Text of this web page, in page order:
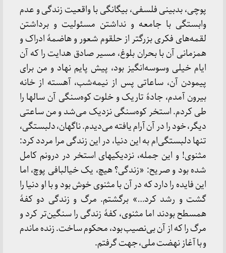
پوچی، بدبینی فلسفی، بیگانگی با واقعیت زندگی و عدم
وابستگی با جامعه و نداشتن مسئولیت و برداشتن
لقمه‌های فکری بزرگتر از حلقوم شعور و هاضمۀ ادراک و
همزمانی آن با بحران بلوغ، مسیر صادق هدایت را که آن
ایام خیلی وسوسه‌انگیز بود، پیش پایم نهاد و من برای
پیمودن آن، ساعاتی پس از نیمه‌شب، آهسته از خانه
بیرون آمدم، جادۀ تاریک و خلوت کوه‌سنگی آن سالها را
طی کردم. استخر کوه‌سنگی نزدیک می‌شد و من ساعتی
دیگر، خود را در آن آرام یافته می‌دیدم. ناگهان، دلبستگی،
تنها دلبستگی‌ام به این دنیا، در این زندگی مرا مردد کرد:
مثنوی! و این جمله، نزدیکیهای استخر در درونم کامل
شده بود و صریح: «زندگی؟ هیچ، یک خیالبافی پوچ، اما
این فایده را دارد که در آن با مثنوی خوش بود و با او دنیا را
گشت و رشد کرد…» برگشتم. مرگ و زندگی دو کفۀ
همسطح بودند اما مثنوی، کفۀ زندگی را سنگین‌تر کرد و
مرگ را که از آن بی‌نصیب بود، محکوم ساخت. زنده ماندم
و با آغاز نهضت ملی، جهت گرفتم.